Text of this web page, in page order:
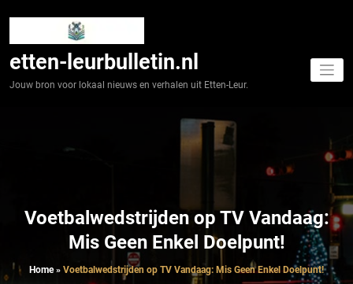
etten-leurbulletin.nl
Jouw bron voor lokaal nieuws en verhalen uit Etten-Leur.
Voetbalwedstrijden op TV Vandaag:
Mis Geen Enkel Doelpunt!
Home» Voetbalwedstrijden op TV Vandaag: Mis Geen Enkel Doelpunt!